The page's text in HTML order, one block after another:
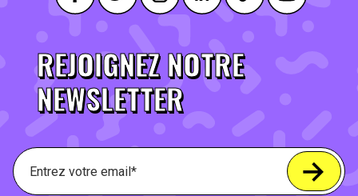
REJOIGNEZ NOTRE
NEWSLETTER